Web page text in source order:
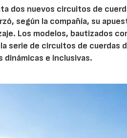
dos nuevos circuitos de
según la compañía, su
Los modelos, bautizados
la serie de circuitos de
dinámicas e inclusivas.